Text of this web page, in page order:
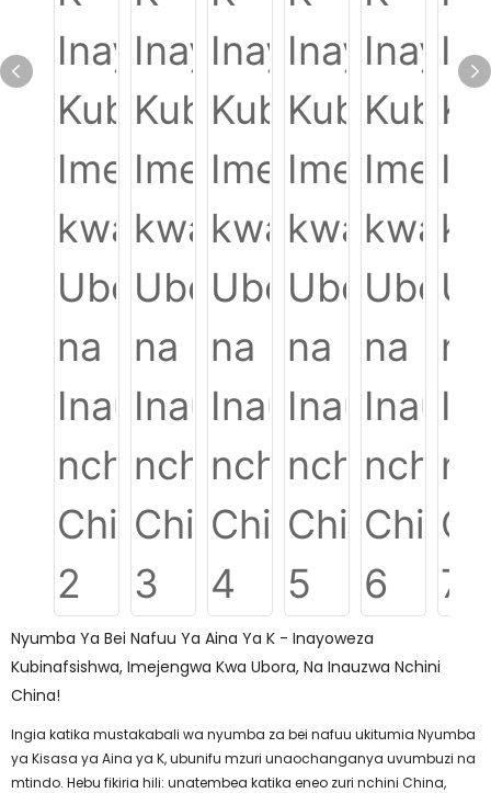
Nyumba Ya Bei Nafuu Ya Aina Ya K - Inayoweza
Kubinafsishwa, Imejengwa Kwa Ubora, Na Inauzwa Nchini
China!
Ingia katika mustakabali wa nyumba za bei nafuu ukitumia Nyumba
ya Kisasa ya Aina ya K, ubunifu mzuri unaochanganya uvumbuzi na
mtindo. Hebu fikiria hili: unatembea katika eneo zuri nchini China,